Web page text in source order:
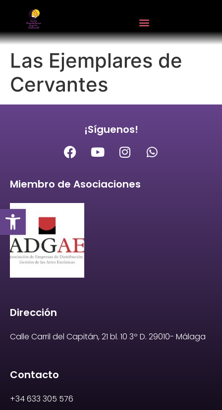
Abrir barra de herramientas
Las Ejemplares de
Cervantes
¡Síguenos!
Miembro de Asociaciones
Dirección
Calle Carril del Capitán, 21 bl. 10 3º D. 29010- Málaga
Contacto
+34 633 305 576